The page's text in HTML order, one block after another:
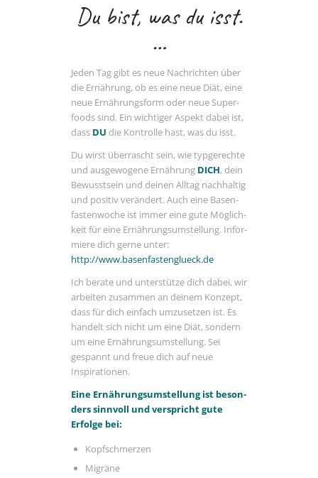
Du bist, was du isst.
…
Jeden Tag gibt es neue Nach­richten über
die Ernäh­rung, ob es eine neue Diät, eine
neue Ernäh­rungs­form oder neue Super­
foods sind. Ein wich­tiger Aspekt dabei ist,
dass DU die Kontrolle hast, was du isst.
Du wirst über­rascht sein, wie typge­rechte
und ausge­wo­gene Ernäh­rung DICH, dein
Bewusst­sein und deinen Alltag nach­haltig
und positiv verän­dert. Auch eine Basen­
fas­ten­woche ist immer eine gute Möglich­
keit für eine Ernäh­rungs­um­stel­lung. Infor­
miere dich gerne unter:
http://www.basenfastenglueck.de
Ich berate und unter­stütze dich dabei, wir
arbeiten zusammen an deinem Konzept,
dass für dich einfach umzu­setzen ist. Es
handelt sich nicht um eine Diät, sondern
um eine Ernäh­rungs­um­stel­lung. Sei
gespannt und freue dich auf neue
Inspirationen.
Eine Ernäh­rungs­um­stel­lung ist beson­
ders sinn­voll und verspricht gute
Erfolge bei:
Kopf­schmerzen
Migräne